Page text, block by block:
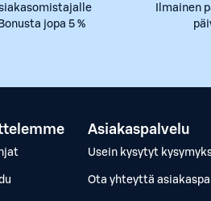
Bonusta jopa 5 %
Ilmainen
Asiakaspalvelu
Usein kysytyt
Ota yhteyttä